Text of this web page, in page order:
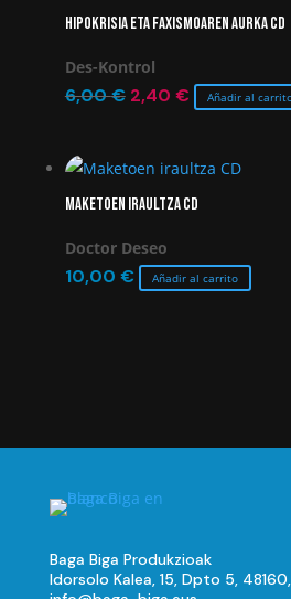
Hipokrisia eta faxismoaren aurka CD
Des-Kontrol
6,00€ El
era:
6,00 €.
2,40 €El
es:
2,40 €.
Añadir al
Maketoen iraultza CD
Doctor Deseo
10,00 € Añadir al carrito
Baga Biga Produkzioak
Idorsolo Kalea, 15, Dpto 5,